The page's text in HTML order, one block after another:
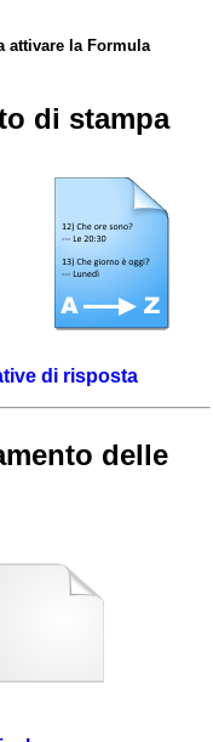
attivare la Formula
di stampa
di risposta
delle